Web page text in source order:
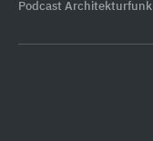
Podcast Architekturfunk